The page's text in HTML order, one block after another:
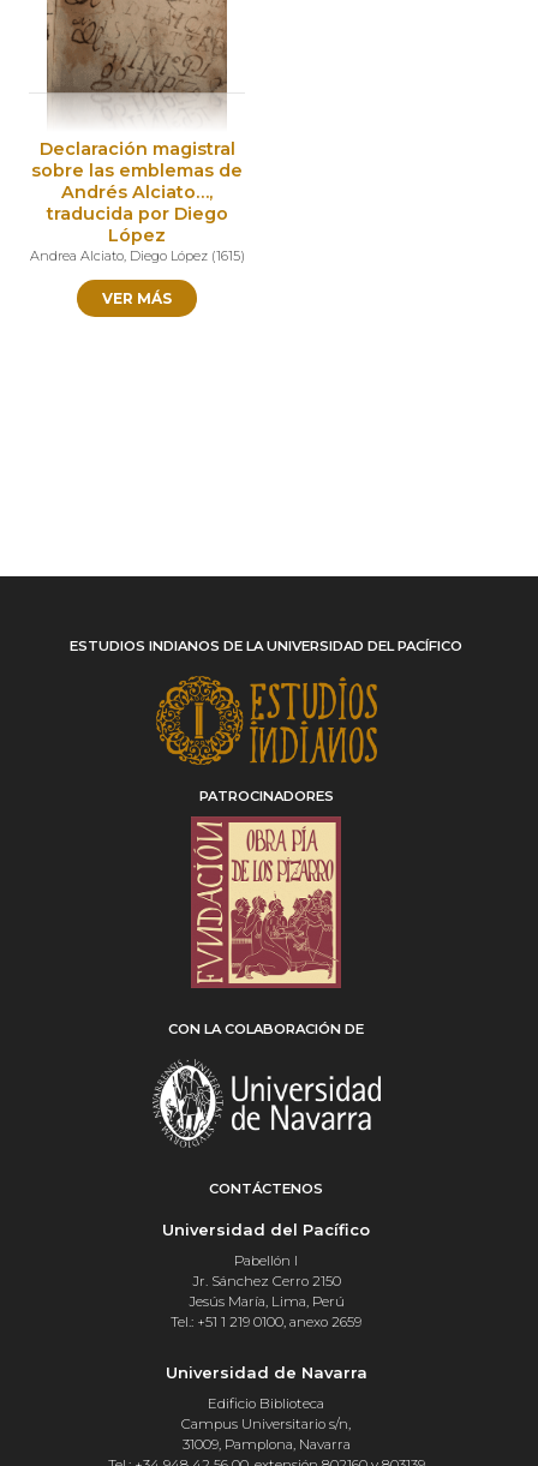
Declaración magistral
sobre las emblemas de
Andrés Alciato…,
traducida por Diego
López
Andrea Alciato, Diego López(1615)
VER MÁS
ESTUDIOS INDIANOS DE LA UNIVERSIDAD DEL PACÍFICO
PATROCINADORES
CON LA COLABORACIÓN DE
CONTÁCTENOS
Universidad del Pacífico
Pabellón I
Jr. Sánchez Cerro 2150
Jesús María, Lima, Perú
Tel.: +51 1 219 0100, anexo 2659
Universidad de Navarra
Edificio Biblioteca
Campus Universitario s/n,
31009, Pamplona, Navarra